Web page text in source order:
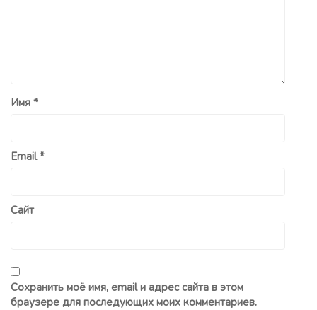
Имя *
Email*
Сайт
Сохранить моё имя, email и адрес сайта в этом
браузере для последующих моих комментариев.